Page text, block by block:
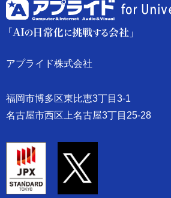
アプライド株式会社
福岡市博多区東比恵3丁目3-1
名古屋市西区上名古屋3丁目25-28